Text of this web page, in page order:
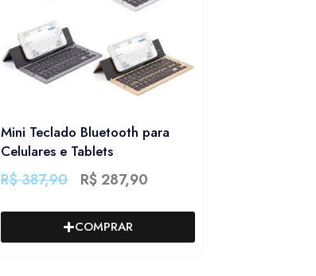
Mini Teclado Bluetooth para
Celulares e Tablets
R$387,90 R$287,90
COMPRAR